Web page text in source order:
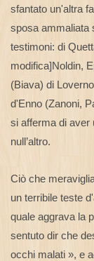
sfantato un'altra
sposa ammaliata
testimoni: di
modifica]Noldin,
(Biava) di
d'Enno (Zanoni,
si afferma di aver
null’altro.
Ciò che
un terribile teste
quale aggrava la
sentuto dir che
occhi malati », e